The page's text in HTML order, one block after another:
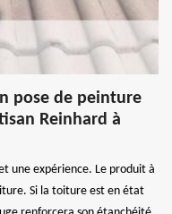
pose de peinture
Reinhard à
une expérience. Le produit à
Si la toiture est en état